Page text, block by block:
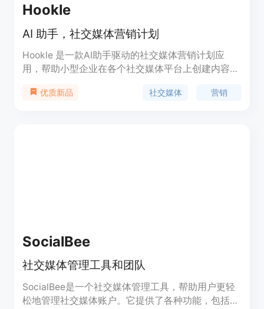
Hookle
AI 助手，社交媒体营销计划
Hookle 是一款AI助手驱动的社交媒体营销计划应
用，帮助小型企业在各个社交媒体平台上创建内容、
Hookle提供免费试用。
优质新品 社交媒体 营销
SocialBee
社交媒体管理工具和团队
SocialBee是一个社交媒体管理工具，帮助用户更轻
松地管理社交媒体账户。它提供了各种功能，包括管